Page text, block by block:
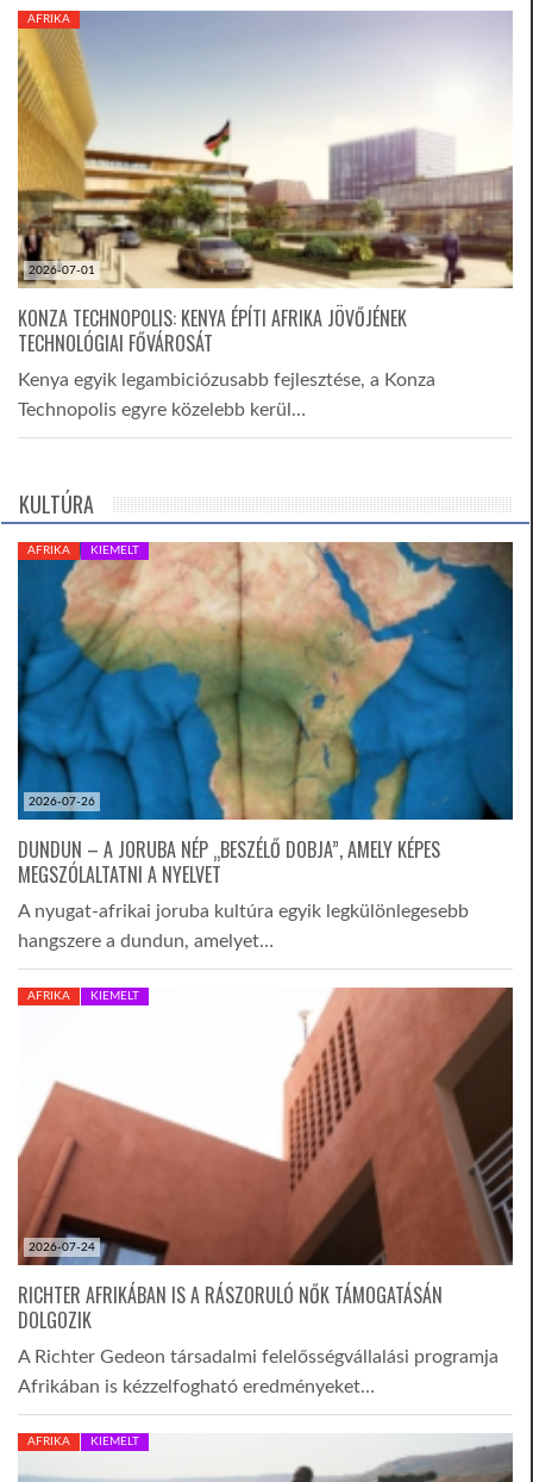
2026-07-01
AFRIKA
KONZA TECHNOPOLIS: KENYA ÉPÍTI AFRIKA JÖVŐJÉNEK
TECHNOLÓGIAI FŐVÁROSÁT
Kenya egyik legambiciózusabb fejlesztése, a Konza
Technopolis egyre közelebb kerül…
KULTÚRA
2026-07-26
AFRIKA KIEMELT
DUNDUN – A JORUBA NÉP „BESZÉLŐ DOBJA”, AMELY KÉPES
MEGSZÓLALTATNI A NYELVET
A nyugat-afrikai joruba kultúra egyik legkülönlegesebb
hangszere a dundun, amelyet…
2026-07-24
AFRIKA KIEMELT
RICHTER AFRIKÁBAN IS A RÁSZORULÓ NŐK TÁMOGATÁSÁN
DOLGOZIK
A Richter Gedeon társadalmi felelősségvállalási programja
Afrikában is kézzelfogható eredményeket…
AFRIKA KIEMELT